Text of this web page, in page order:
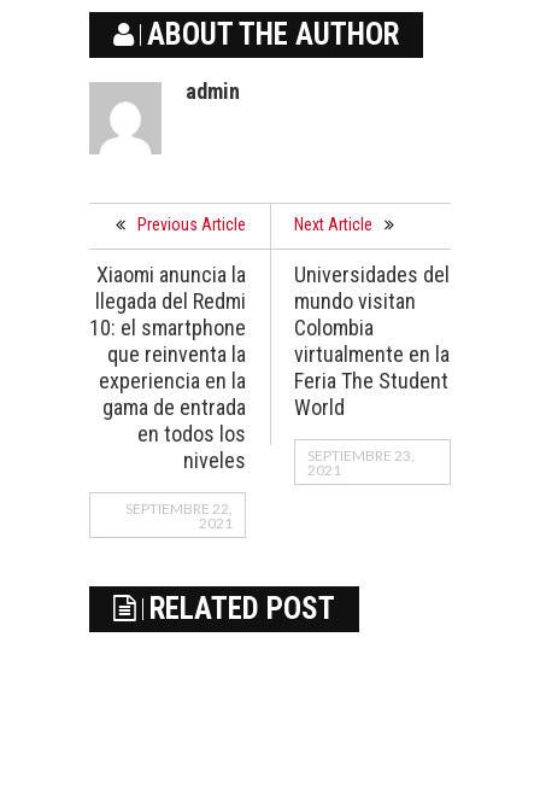
ABOUT THE AUTHOR
admin
Previous Article
Xiaomi anuncia la
llegada del Redmi
10: el smartphone
que reinventa la
experiencia en la
gama de entrada
en todos los
niveles
SEPTIEMBRE 22,
2021
Next Article
Universidades del
mundo visitan
Colombia
virtualmente en la
Feria The Student
World
SEPTIEMBRE 23,
2021
RELATED POST